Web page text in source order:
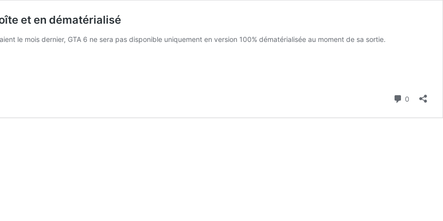
et en dématérialisé
le mois dernier, GTA 6 ne sera pas disponible uniquement en version 100% dématérialisée au moment de sa sortie.
0